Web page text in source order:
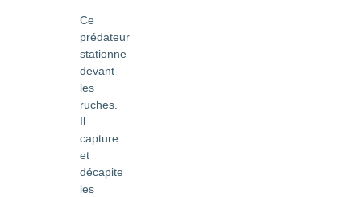
Ce
prédateur
stationne
devant
les
ruches.
Il
capture
et
décapite
les